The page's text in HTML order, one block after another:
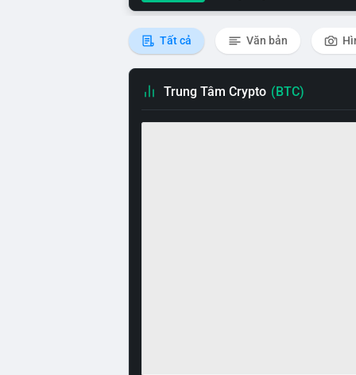
Tất cả Văn bản
Trung Tâm Crypto (BTC)